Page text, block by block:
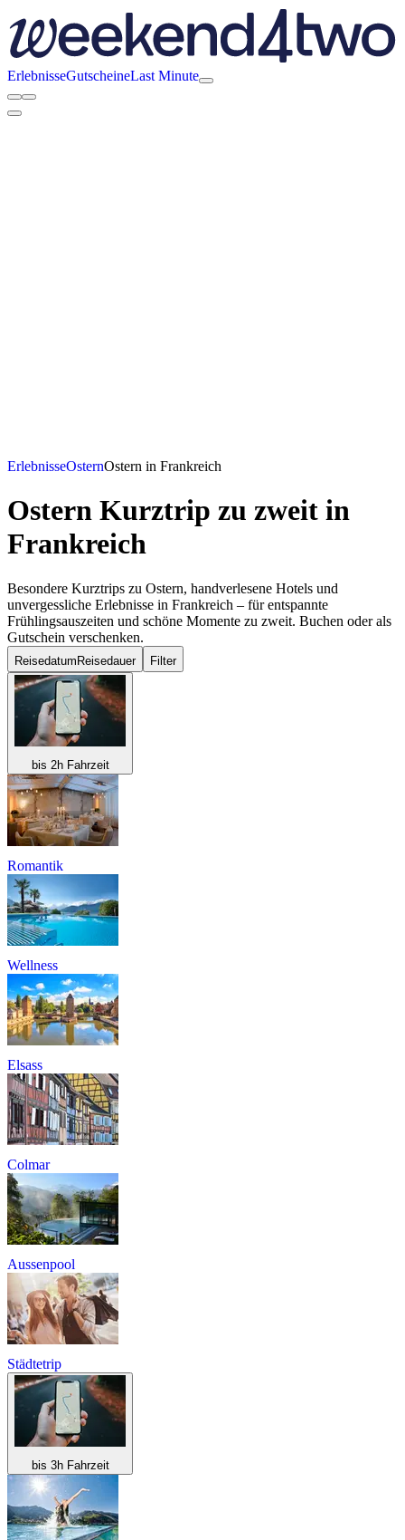
ErlebnisseGutscheineLast Minute
ErlebnisseOsternOstern in Frankreich
Ostern Kurztrip zu zweit in
Frankreich
Besondere Kurztrips zu Ostern, handverlesene Hotels und
unvergessliche Erlebnisse in Frankreich – für entspannte
Frühlingsauszeiten und schöne Momente zu zweit. Buchen oder als
Gutschein verschenken.
Reisedatum Reisedauer Filter
bis 2h Fahrzeit
Romantik
Wellness
Elsass
Colmar
Aussenpool
Städtetrip
bis 3h Fahrzeit